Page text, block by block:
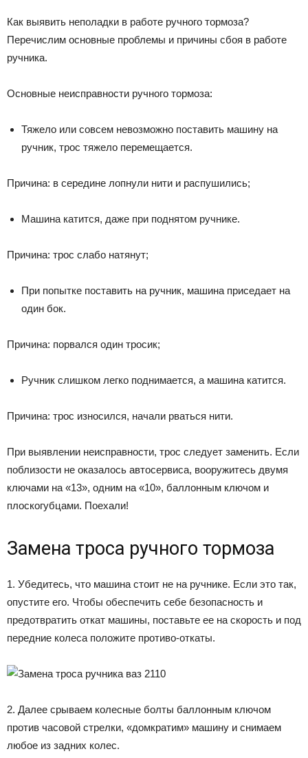
Как выявить неполадки в работе ручного тормоза?
Перечислим основные проблемы и причины сбоя в работе
ручника.
Основные неисправности ручного тормоза:
Тяжело или совсем невозможно поставить машину на
ручник, трос тяжело перемещается.
Причина: в середине лопнули нити и распушились;
Машина катится, даже при поднятом ручнике.
Причина: трос слабо натянут;
При попытке поставить на ручник, машина приседает на
один бок.
Причина: порвался один тросик;
Ручник слишком легко поднимается, а машина катится.
Причина: трос износился, начали рваться нити.
При выявлении неисправности, трос следует заменить. Если
поблизости не оказалось автосервиса, вооружитесь двумя
ключами на «13», одним на «10», баллонным ключом и
плоскогубцами. Поехали!
Замена троса ручного тормоза
1. Убедитесь, что машина стоит не на ручнике. Если это так,
опустите его. Чтобы обеспечить себе безопасность и
предотвратить откат машины, поставьте ее на скорость и под
передние колеса положите противо-откаты.
2. Далее срываем колесные болты баллонным ключом
против часовой стрелки, «домкратим» машину и снимаем
любое из задних колес.